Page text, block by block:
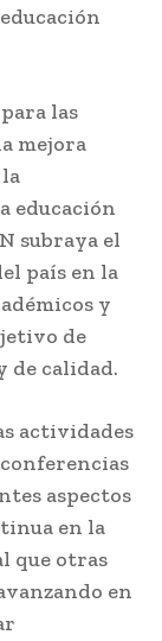
las
mejora
educación
subraya el
país en la
y
de
de calidad.
actividades
aspectos
en la
que otras
en